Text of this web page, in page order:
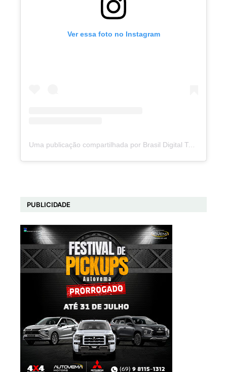
Ver essa foto no Instagram
Uma publicação compartilhada por Brasil Digital Telecom (@brasildigitaltelecom)
PUBLICIDADE